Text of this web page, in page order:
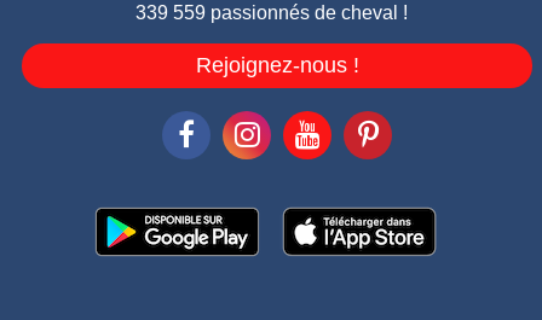
339 559 passionnés de cheval !
Rejoignez-nous !